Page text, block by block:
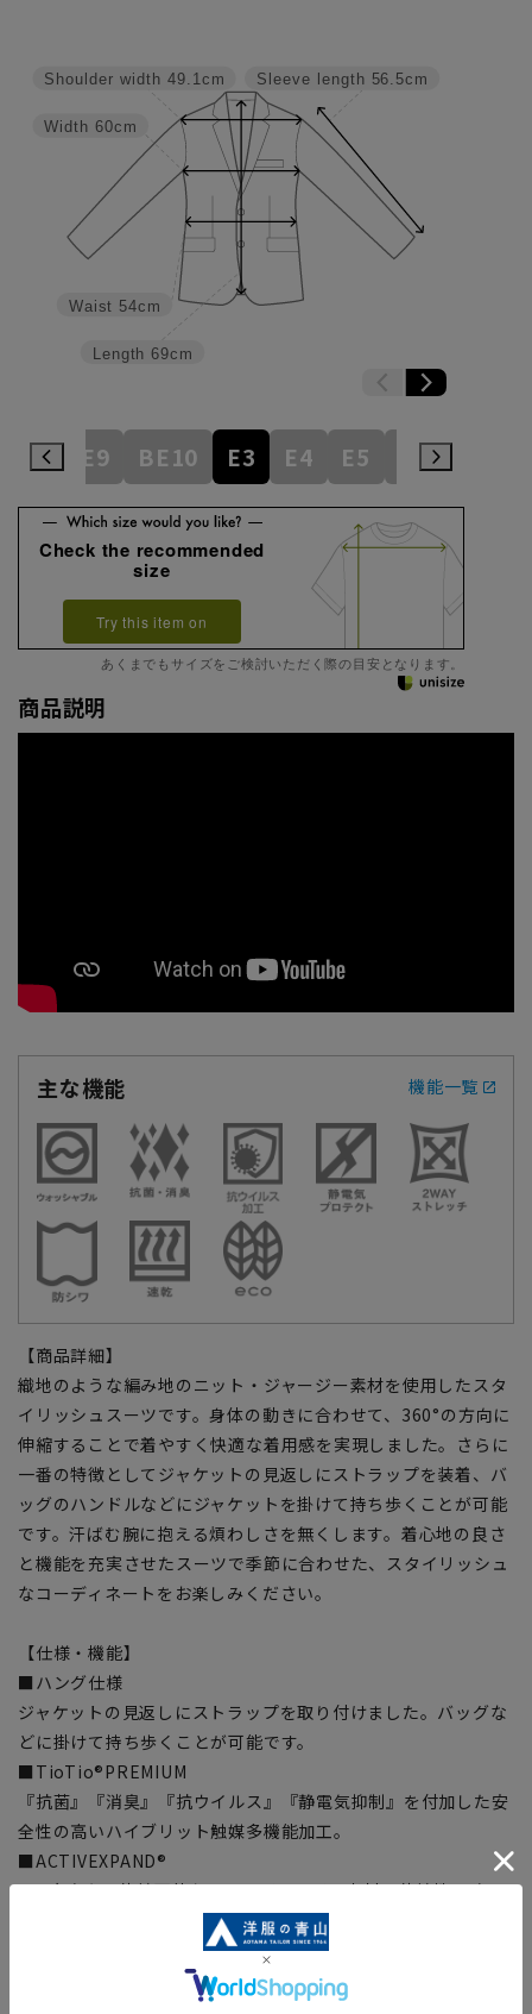
Sleeve length 56.5cm
Length 69cm
Waist 54cm
Width 60cm
Shoulder width 49.1cm
BE9 BE10 E3 E4 E5 E6
Check the recommended
size
Try this item on
あくまでもサイズをご検討いただく際の目安となります。
商品説明
主な機能 機能一覧
【商品詳細】
織地のような編み地のニット・ジャージー素材を使用したスタ
イリッシュスーツです。身体の動きに合わせて、360°の方向に
伸縮することで着やすく快適な着用感を実現しました。さらに
一番の特徴としてジャケットの見返しにストラップを装着、バ
ッグのハンドルなどにジャケットを掛けて持ち歩くことが可能
です。汗ばむ腕に抱える煩わしさを無くします。着心地の良さ
と機能を充実させたスーツで季節に合わせた、スタイリッシュ
なコーディネートをお楽しみください。
【仕様・機能】
■ハング仕様
ジャケットの見返しにストラップを取り付けました。バッグな
どに掛けて持ち歩くことが可能です。
■TioTio®PREMIUM
『抗菌』『消臭』『抗ウイルス』『静電気抑制』を付加した安
全性の高いハイブリット触媒多機能加工。
■ACTIVEXPAND®
360度方向に伸縮可能なニットジャージー素材。伸縮性・防シ
洗濯ネットに入れて洗濯してください。ハンガーにかけて手軽
なシャワークリーンも可能。